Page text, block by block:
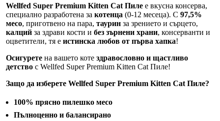
Wellfed Super Premium Kitten Cat Пилее вкусна консерва,
специално разработена за котенца (0-12 месеца). С 97,5%
месо, приготвено на пара, тауринза зрението и сърцето,
калцийза здрави кости и без зърнени храни, консерванти и
оцветители, тя е истинска любов от първа хапка!
Осигуретена вашето коте здравословно и щастливо
детствос Wellfed Super Premium Kitten Cat Пиле!
Защо да изберете Wellfed Super Premium Kitten Cat Пиле?
100% прясно пилешко месо
Пълноценно и балансирано